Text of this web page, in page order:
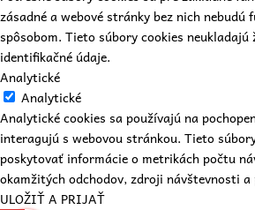
zásadné a webové stránky bez nich nebudú
spôsobom. Tieto súbory cookies neukladajú
identifikačné údaje.
Analytické
Analytické
Analytické cookies sa používajú na
interagujú s webovou stránkou. Tieto
poskytovať informácie o metrikách počtu
okamžitých odchodov, zdroji návštevnosti a
ULOŽIŤ A PRIJAŤ